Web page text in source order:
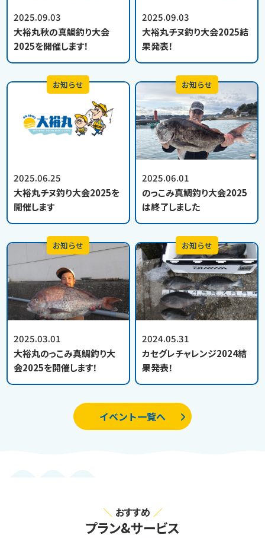
2025.09.03
大裕丸秋の真鯛釣り大会
2025を開催します！
2025.09.03
大裕丸チヌ釣り大会2025結
果発表！
2025.06.25
大裕丸チヌ釣り大会2025を
開催します
お知らせ
2025.06.01
のっこみ真鯛釣り大会2025
は終了しました
お知らせ
2025.03.01
大裕丸のっこみ真鯛釣り大
会2025を開催します！
お知らせ
2024.05.31
カセグレチャレンジ2024結
果発表！
お知らせ
イベント一覧へ
おすすめ
プラン&サービス